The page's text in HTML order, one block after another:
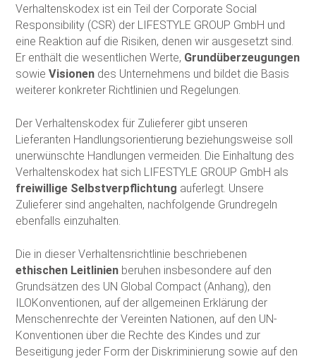
Verhaltenskodex ist ein Teil der Corporate Social
Responsibility (CSR) der LIFESTYLE GROUP GmbH und
eine Reaktion auf die Risiken, denen wir ausgesetzt sind.
Er enthält die wesentlichen Werte, Grundüberzeugungen
sowieVisionen des Unternehmens und bildet die Basis
weiterer konkreter Richtlinien und Regelungen.
Der Verhaltenskodex für Zulieferer gibt unseren
Lieferanten Handlungsorientierung beziehungsweise soll
unerwünschte Handlungen vermeiden. Die Einhaltung des
Verhaltenskodex hat sich LIFESTYLE GROUP GmbH als
freiwillige Selbstverpflichtung auferlegt. Unsere
Zulieferer sind angehalten, nachfolgende Grundregeln
ebenfalls einzuhalten.
Die in dieser Verhaltensrichtlinie beschriebenen
ethischen Leitlinien beruhen insbesondere auf den
Grundsätzen des UN Global Compact (Anhang), den
ILOKonventionen, auf der allgemeinen Erklärung der
Menschenrechte der Vereinten Nationen, auf den UN-
Konventionen über die Rechte des Kindes und zur
Beseitigung jeder Form der Diskriminierung sowie auf den